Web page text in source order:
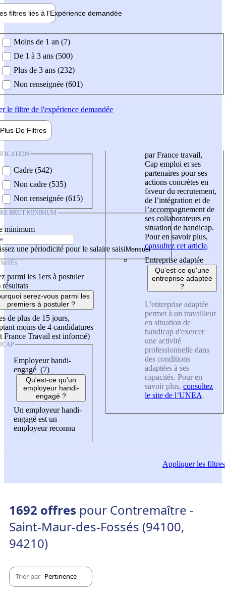
filtres liés à l'Expérience demandée
demandée
Moins de 1 an (7)
De 1 à 3 ans (500)
Plus de 3 ans (232)
Non renseignée (601)
le filtre de l'expérience demandée
Plus De Filtres
Cadre (542)
Non cadre (535)
Non renseignée (615)
BRUT MINIMUM
minimum
une périodicité pour le salaire saisi
parmi les 1ers à postuler
résultats
serez-vous parmi les
premiers à postuler ?
de plus de 15 jours,
moins de 4 candidatures
France Travail est informé)
Employeur handi-
engagé (7)
Qu'est-ce qu'un
employeur handi-
engagé ?
Un employeur handi-
engagé est un
employeur reconnu
par France travail,
Cap emploi et ses
partenaires pour ses
actions concrètes en
faveur du recrutement,
de l’intégration et de
l’accompagnement de
ses collaborateurs en
situation de handicap.
Pour en savoir plus,
consultez cet article.
Entreprise adaptée
Qu'est-ce qu'une
entreprise adaptée
?
L'entreprise adaptée
permet à un travailleur
en situation de
handicap d'exercer
une activité
professionnelle dans
des conditions
adaptées à ses
capacités. Pour en
savoir plus, consultez
le site de l’UNEA.
Appliquerles filtres
1692 offres pour Contremaître -
Saint-Maur-des-Fossés (94100,
94210)
Trier par Pertinence